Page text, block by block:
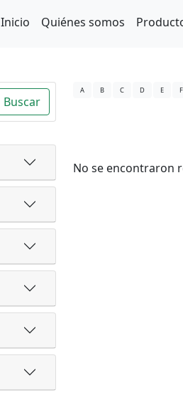
Inicio Quiénes somos
Buscar
A B C D E F
No se encontraron